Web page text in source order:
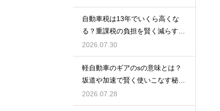
自動車税は13年でいくら高くな
る？重課税の負担を賢く減らす秘
訣
2026.07.30
軽自動車のギアのsの意味とは？
坂道や加速で賢く使いこなす秘
訣！
2026.07.28